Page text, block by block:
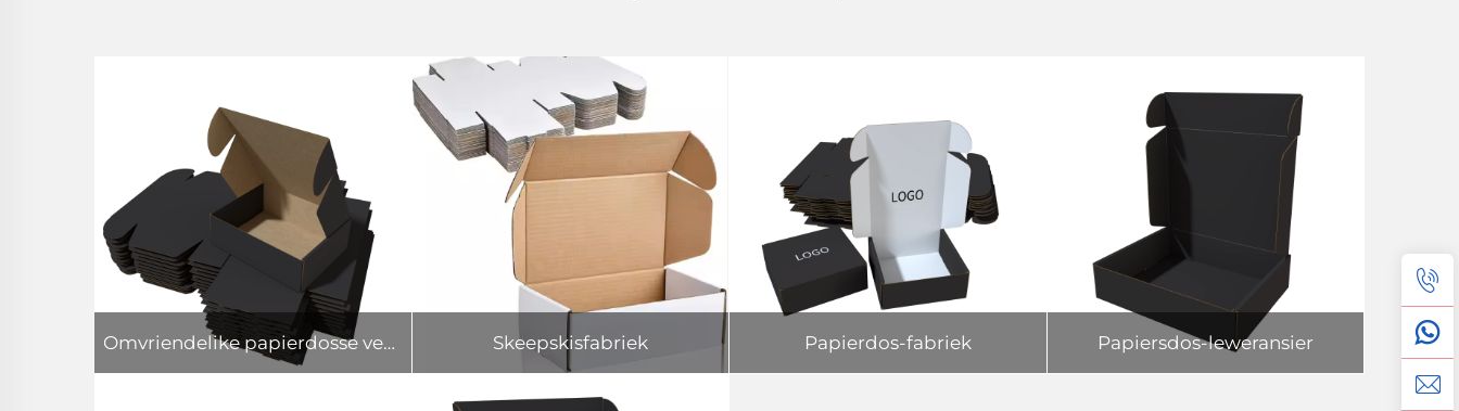
Omvriendelike papierdosse verskaffer Skeepskisfabriek Papierdos-fabriek Papiersdos-leweransier